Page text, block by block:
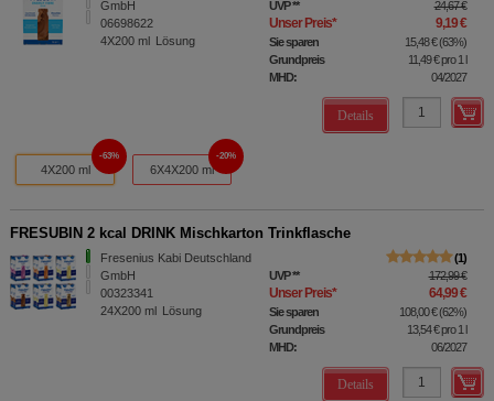
GmbH
06698622
4X200 ml Lösung
UVP** 24,67 €
Unser Preis* 9,19 €
Sie sparen 15,48 €(63%)
Grundpreis
11,49 €pro 1 l
MHD:
04/2027
Details
4X200 ml
63%
6X4X200 ml
20%
FRESUBIN 2 kcal DRINK Mischkarton Trinkflasche
Fresenius Kabi Deutschland
GmbH
00323341
24X200 ml Lösung
1
UVP** 172,99 €
Unser Preis* 64,99 €
Sie sparen 108,00 €(62%)
Grundpreis
13,54 €pro 1 l
MHD:
06/2027
Details